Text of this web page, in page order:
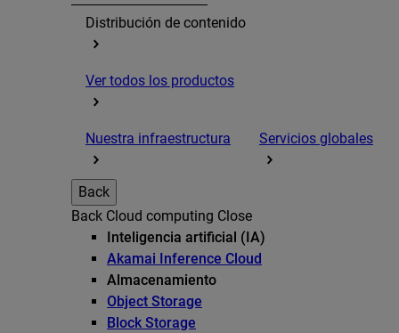
Distribución de contenido
Ver todos los productos
Nuestra infraestructura Servicios globales
Back
Back Cloud computing Close
Inteligencia artificial (IA)
Akamai Inference Cloud
Almacenamiento
Object Storage
Block Storage